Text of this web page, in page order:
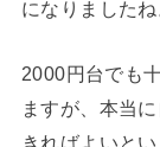
になりましたね
2000円台でも
ますが、本当
きればよいと